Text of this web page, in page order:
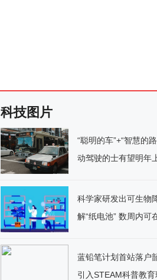
科技图片
“聪明的车”+“智慧的
动驾驶的士有望明年
科学家研发出可生物
解“纸电池” 数周内可
蓝铅笔计划首站落户
引入STEAM科普教育